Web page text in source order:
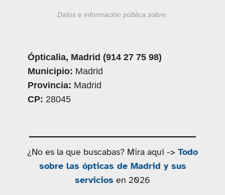
Datos e información pública sobre:
Ópticalia, Madrid (914 27 75 98)
Municipio: Madrid
Provincia: Madrid
CP: 28045
¿No es la que buscabas? Mira aquí -> Todo
sobre las ópticas de Madrid y sus
servicios en 2026